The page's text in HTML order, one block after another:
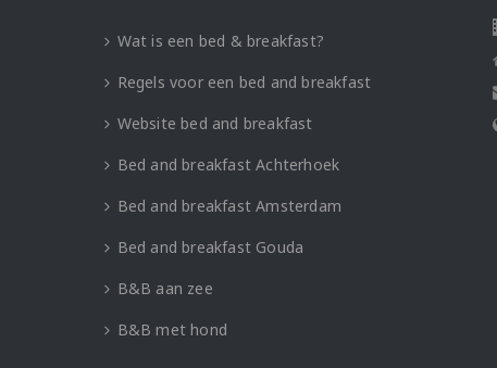
Wat is een bed & breakfast?
Regels voor een bed and breakfast
Website bed and breakfast
Bed and breakfast Achterhoek
Bed and breakfast Amsterdam
Bed and breakfast Gouda
B&B aan zee
B&B met hond